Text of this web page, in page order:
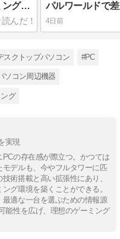
パルワールドを快適に遊ぶ ゲーミングPCの正解はコレ
4日前
スクトップパソコン #PC
ソコン周辺機器
グ
実現
の存在感が際立つ。かつては
デルも、今やフルタワーに匹
術搭載と高い拡張性にあり、
グ環境を築くことができる。
適な一台を選ぶための情報源
能性を広げ、理想のゲーミング